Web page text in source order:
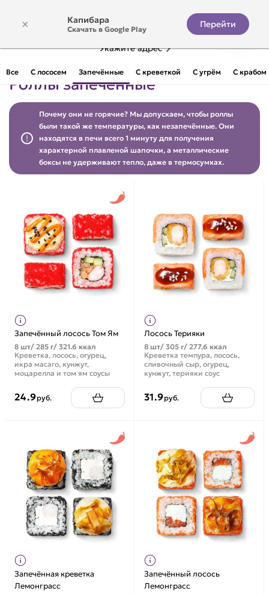
Укажите адрес
Все С лососем Запечённые С креветкой С угрём С крабом
Роллы запечённые
Почему они не горячие? Мы допускаем, чтобы роллы
были такой же температуры, как незапечённые. Они
находятся в печи всего 1 минуту для получения
характерной плавленой шапочки, а металлические
боксы не удерживают тепло, даже в термосумках.
Запечённый лосось Том Ям
8 шт/ 285 г/ 321.6 ккал
Креветка, лосось, огурец,
икра масаго, кунжут,
моцарелла и том ям соусы
24.9руб.
Лосось Терияки
8 шт/ 305 г/ 277.6 ккал
Креветка темпура, лосось,
сливочный сыр, огурец,
кунжут, терияки соус
31.9руб.
Запечённая креветка
Лемонграсс
Запечённый лосось
Лемонграсс
× Капибара
Скачать в Google Play Перейти